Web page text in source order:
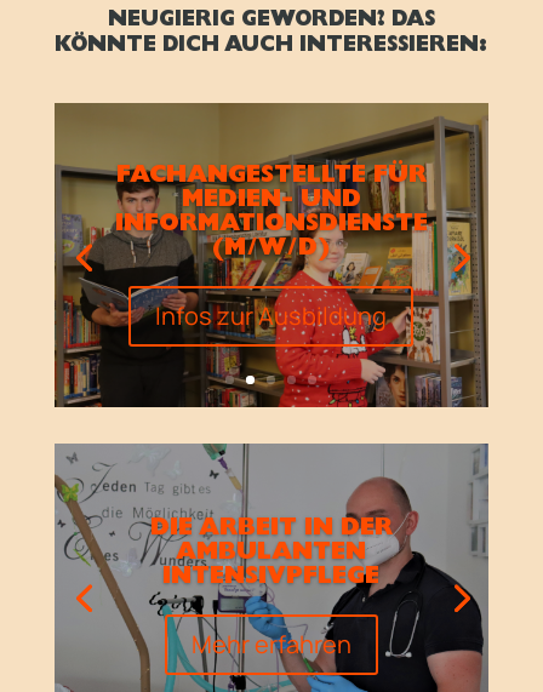
NEUGIERIG GEWORDEN? DAS
KÖNNTE DICH AUCH INTERESSIEREN:
FACHANGESTELLTE FÜR
MEDIEN- UND
INFORMATIONSDIENSTE
(M/W/D)
Infos zur Ausbildung
DIE ARBEIT IN DER
AMBULANTEN
INTENSIVPFLEGE
Mehr erfahren